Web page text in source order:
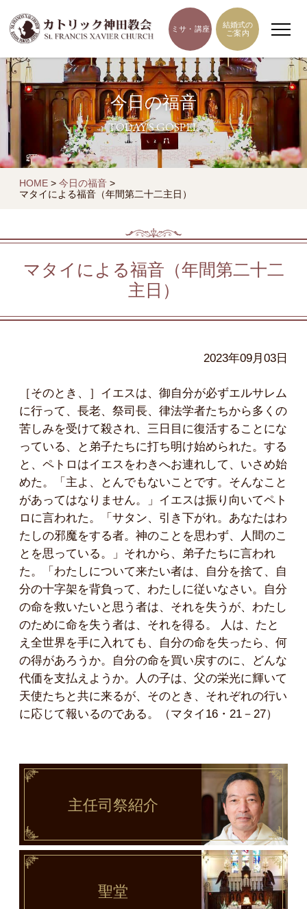
ミサ・講座
結婚式の
ご案内
今日の福音
TODAY'S GOSPEL
HOME > 今日の福音 >
マタイによる福音（年間第二十二主日）
マタイによる福音（年間第二十二
主日）
2023年09月03日
［そのとき、］イエスは、御自分が必ずエルサレム
に行って、長老、祭司長、律法学者たちから多くの
苦しみを受けて殺され、三日目に復活することにな
っている、と弟子たちに打ち明け始められた。する
と、ペトロはイエスをわきへお連れして、いさめ始
めた。「主よ、とんでもないことです。そんなこと
があってはなりません。」イエスは振り向いてペト
ロに言われた。「サタン、引き下がれ。あなたはわ
たしの邪魔をする者。神のことを思わず、人間のこ
とを思っている。」それから、弟子たちに言われ
た。「わたしについて来たい者は、自分を捨て、自
分の十字架を背負って、わたしに従いなさい。自分
の命を救いたいと思う者は、それを失うが、わたし
のために命を失う者は、それを得る。 人は、たと
え全世界を手に入れても、自分の命を失ったら、何
の得があろうか。自分の命を買い戻すのに、どんな
代価を支払えようか。人の子は、父の栄光に輝いて
天使たちと共に来るが、そのとき、それぞれの行い
に応じて報いるのである。（マタイ16・21－27）
主任司祭紹介
聖堂